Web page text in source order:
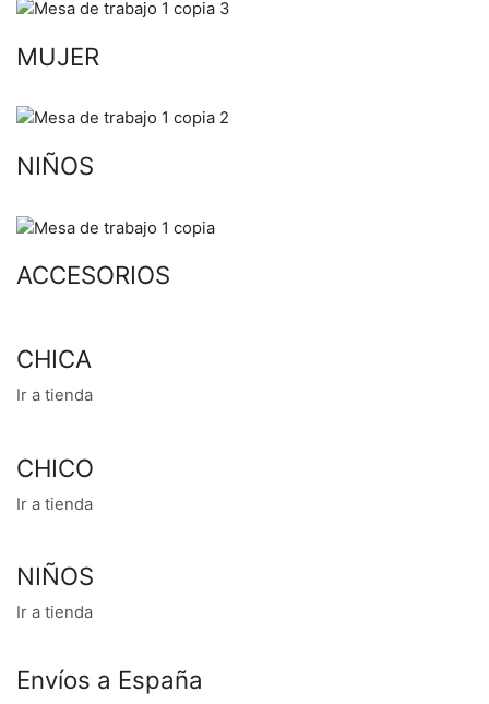
MUJER
NIÑOS
ACCESORIOS
CHICA
Ir a tienda
CHICO
Ir a tienda
NIÑOS
Ir a tienda
Envíos a España